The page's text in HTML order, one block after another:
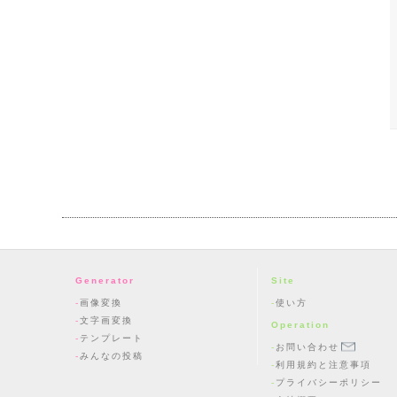
Generator
画像変換
文字画変換
テンプレート
みんなの投稿
Site
使い方
Operation
お問い合わせ
利用規約と注意事項
プライバシーポリシー